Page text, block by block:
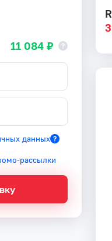
11 084 ₽
данных
рассылки